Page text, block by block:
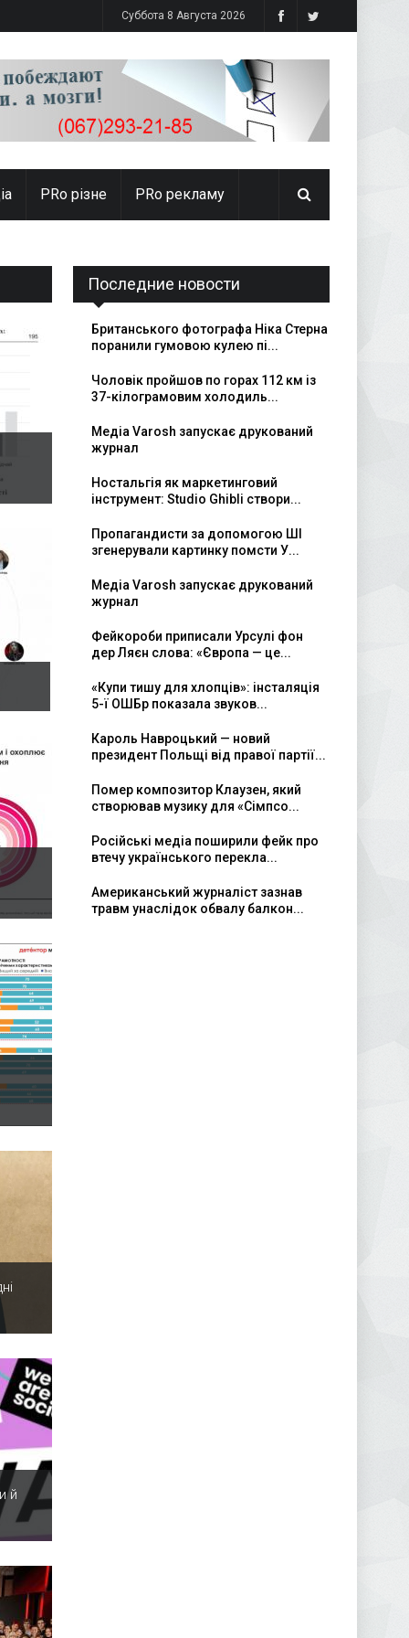
Суббота 8 Августа 2026
PRо різне PRo рекламу
й
Последние новости
Британського фотографа Ніка Стерна
поранили гумовою кулею пі...
Чоловік пройшов по горах 112 км із
37-кілограмовим холодиль...
Медіа Varosh запускає друкований
журнал
Ностальгія як маркетинговий
інструмент: Studio Ghibli створи...
Пропагандисти за допомогою ШІ
згенерували картинку помсти У...
Медіа Varosh запускає друкований
журнал
Фейкороби приписали Урсулі фон
дер Ляєн слова: «Європа — це...
«Купи тишу для хлопців»: інсталяція
5-ї ОШБр показала звуков...
Кароль Навроцький — новий
президент Польщі від правої партії...
Помер композитор Клаузен, який
створював музику для «Сімпсо...
Російські медіа поширили фейк про
втечу українського перекла...
Американський журналіст зазнав
травм унаслідок обвалу балкон...